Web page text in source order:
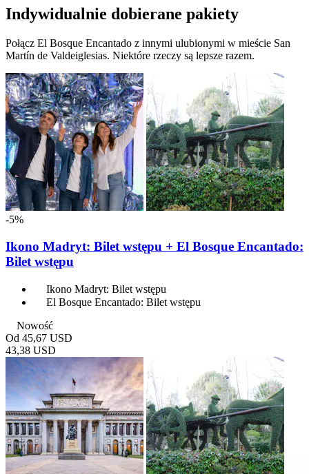
Indywidualnie dobierane pakiety
Połącz El Bosque Encantado z innymi ulubionymi w mieście San
Martín de Valdeiglesias. Niektóre rzeczy są lepsze razem.
-5%
Ikono Madryt: Bilet wstępu + El Bosque Encantado:
Bilet wstępu
Ikono Madryt: Bilet wstępu
El Bosque Encantado: Bilet wstępu
Nowość
Od 45,67 USD
43,38 USD